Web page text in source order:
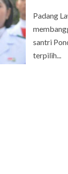
Padang
santri
terpilih...